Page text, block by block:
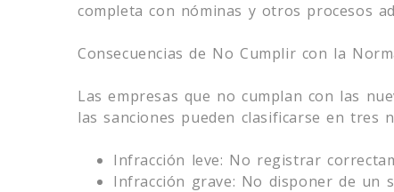
completa con nóminas y otros procesos
Consecuencias de No Cumplir con la
Las empresas que no cumplan con las
las sanciones pueden clasificarse en tres
Infracción leve: No registrar
Infracción grave: No disponer de un